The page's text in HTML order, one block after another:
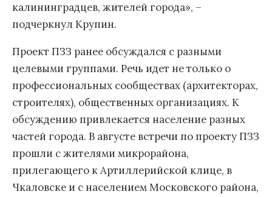
калининградцев, жителей города», –
подчеркнул Крупин.
Проект ПЗЗ ранее обсуждался с разными
целевыми группами. Речь идет не только о
профессиональных сообществах (архитекторах,
строителях), общественных организациях. К
обсуждению привлекается население разных
частей города. В августе встречи по проекту ПЗЗ
прошли с жителями микрорайона,
прилегающего к Артиллерийской клице, в
Чкаловске и с населением Московского района,